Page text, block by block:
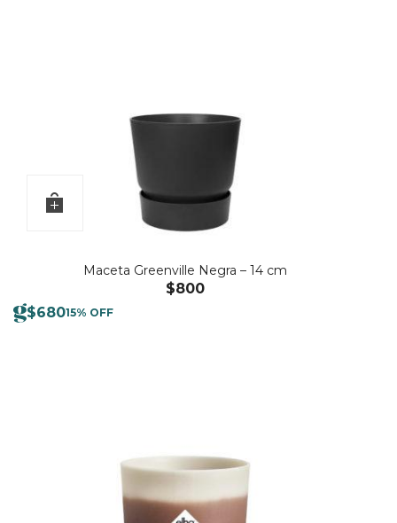
Maceta Greenville Negra – 14 cm
$800
$68015% OFF